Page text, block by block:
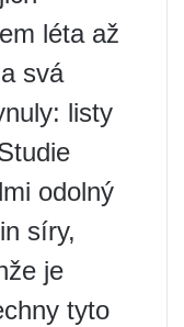
léta až
svá
listy
odolný
síry,
je
tyto